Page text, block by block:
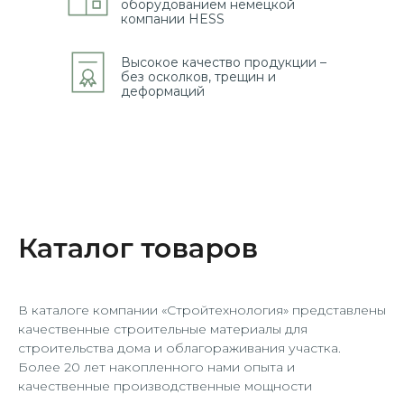
оборудованием немецкой
компании HESS
Высокое качество продукции –
без осколков, трещин и
деформаций
Каталог товаров
В каталоге компании «Стройтехнология» представлены
качественные строительные материалы для
строительства дома и облагораживания участка.
Более 20 лет накопленного нами опыта и
качественные производственные мощности